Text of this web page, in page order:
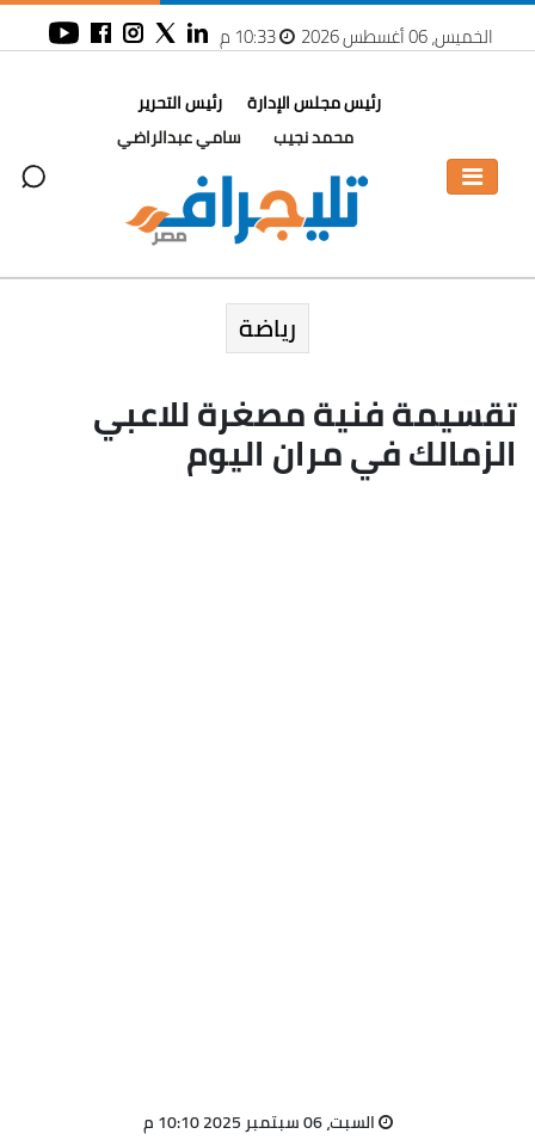
الخميس، 06 أغسطس 2026 10:33 م
رئيس مجلس الإدارة
محمد نجيب
رئيس التحرير
سامي عبدالراضي
رياضة
تقسيمة فنية مصغرة للاعبي
الزمالك في مران اليوم
السبت، 06 سبتمبر 2025 10:10 م